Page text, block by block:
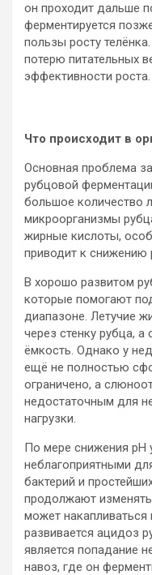
он проходит дальше
ферментируется
пользы росту
потерю питательных
эффективности роста.
Что происходит в
Основная проблема
рубцовой
большое количество
микроорганизмы
жирные кислоты,
приводит к снижению
В хорошо развитом
которые помогают
диапазоне. Летучие
через стенку рубца,
ёмкость. Однако у
ещё не полностью
ограничено, а
недостаточным для
нагрузки.
По мере снижения pH
неблагоприятными
бактерий и
продолжают
может накапливаться
развивается ацидоз
является попадание
навоз, где он